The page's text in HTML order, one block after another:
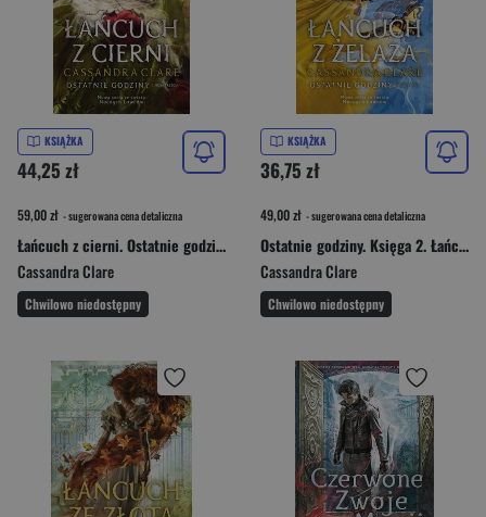
KSIĄŻKA
44,25 zł
59,00 zł - sugerowana cena detaliczna
Łańcuch z cierni. Ostatnie godziny. Tom 3
Cassandra Clare
Chwilowo niedostępny
KSIĄŻKA
36,75 zł
49,00 zł - sugerowana cena detaliczna
Ostatnie godziny. Księga 2. Łańcuch z żelaza
Cassandra Clare
Chwilowo niedostępny